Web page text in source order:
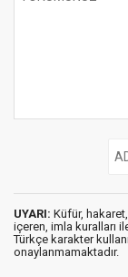
UYARI: Küfür,
içeren, imla kuralları
Türkçe karakter
onaylanmamaktadır.